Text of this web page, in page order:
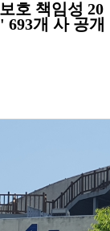
호 책임성 20
개 사 공개